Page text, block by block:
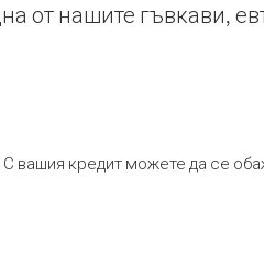
от нашите гъвкави,
С вашия кредит можете да се